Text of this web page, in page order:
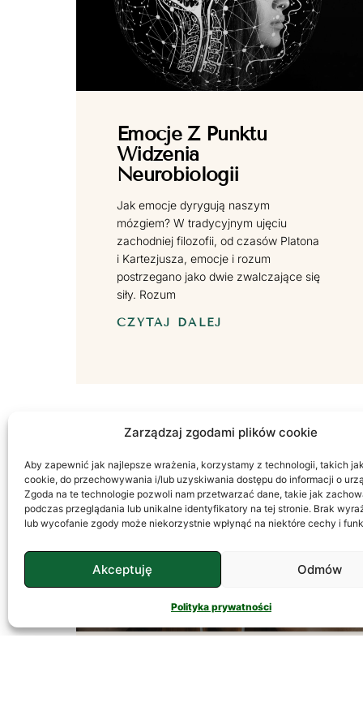
Zarządzaj zgodami plików cookie
Aby zapewnić jak najlepsze wrażenia, korzystamy z technologii, takich
cookie, do przechowywania i/lub uzyskiwania dostępu do informacji o
Zgoda na te technologie pozwoli nam przetwarzać dane, takie jak
podczas przeglądania lub unikalne identyfikatory na tej stronie. Brak
lub wycofanie zgody może niekorzystnie wpłynąć na niektóre cechy i
Akceptuję Odmów
Polityka prywatności
Emocje Z Punktu
Widzenia
Neurobiologii
Jak emocje dyrygują naszym
mózgiem? W tradycyjnym ujęciu
zachodniej filozofii, od czasów Platona
i Kartezjusza, emocje i rozum
postrzegano jako dwie zwalczające się
siły. Rozum
CZYTAJ DALEJ
PSYCHOLOGIA